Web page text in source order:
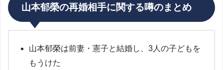
山本郁榮の再婚相手に関する噂のまとめ
山本郁榮は前妻・憲子と結婚し、3人の子どもを
もうけた